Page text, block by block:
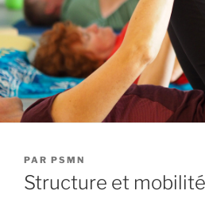
PUBLIÉ
LE
PAR PSMN
Structure et